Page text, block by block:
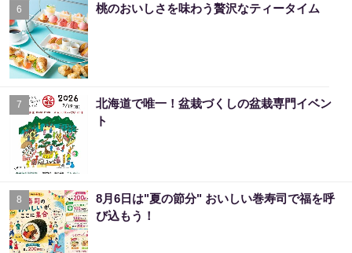
6 桃のおいしさを味わう贅沢なティータイム
7
北海道で唯一！盆栽づくしの盆栽専門イベン
ト
8
8月6日は"夏の節分" おいしい巻寿司で福を呼
び込もう！